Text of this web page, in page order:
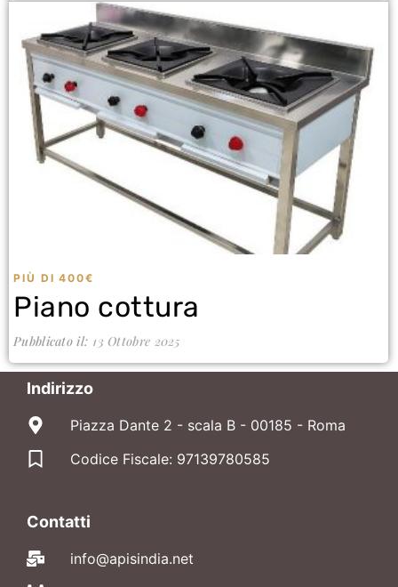
PIÙ DI 400€
Piano cottura
Pubblicato il: 13 Ottobre 2025
Indirizzo
Piazza Dante 2 - scala B - 00185 - Roma
Codice Fiscale: 97139780585
Contatti
info@apisindia.net